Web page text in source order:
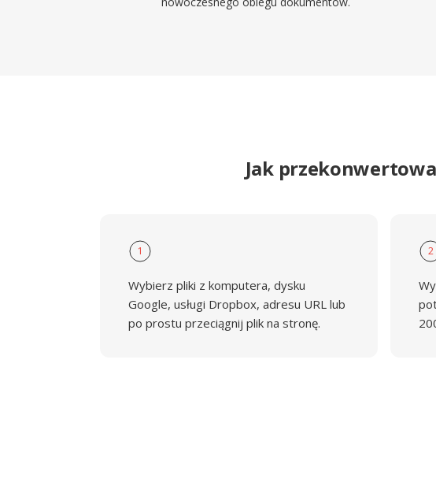
Jak
1
Wybierz pliki z komputera, dysku
Google, usługi Dropbox, adresu URL lub
po prostu przeciągnij plik na stronę.
2